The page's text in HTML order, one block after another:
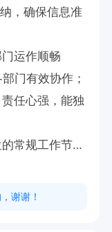
，确保信息准
运作顺畅
门有效协作；
任心强，能独
常规工作节
谢谢！